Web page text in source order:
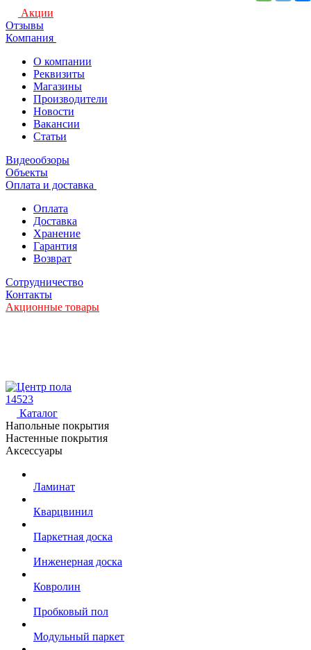
Акции
Отзывы
Компания
О компании
Реквизиты
Магазины
Производители
Новости
Вакансии
Статьи
Видеообзоры
Объекты
Оплата и доставка
Оплата
Доставка
Хранение
Гарантия
Возврат
Сотрудничество
Контакты
Акционные товары
14523
Каталог
Напольные покрытия
Настенные покрытия
Аксессуары
Ламинат
Кварцвинил
Паркетная доска
Инженерная доска
Ковролин
Пробковый пол
Модульный паркет